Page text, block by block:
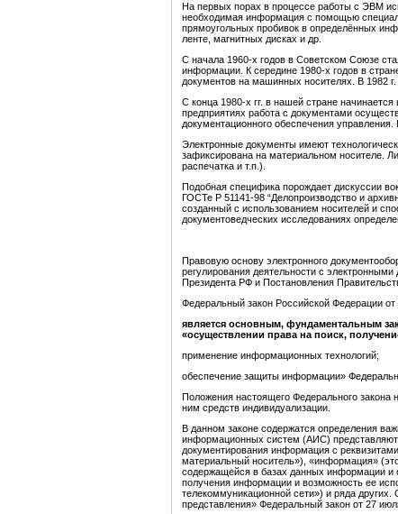
На первых порах в процессе работы с ЭВМ
необходимая информация с помощью
прямоугольных пробивок в определённых
ленте, магнитных дисках и др.
С начала 1960-х годов в Советском Союзе
информации. К середине 1980-х годов в
документов на машинных носителях. В 1982
С конца 1980-х гг. в нашей стране
предприятиях работа с документами
документационного обеспечения
Электронные документы имеют
зафиксирована на материальном носителе.
распечатка и т.п.).
Подобная специфика порождает дискуссии
ГОСТе Р 51141-98 “Делопроизводство и
созданный с использованием носителей и
документоведческих исследованиях
Правовую основу электронного
регулирования деятельности с
Президента РФ и Постановления
Федеральный закон Российской Федерации
является основным, фундаментальным
«осуществлении права на поиск,
применение информационных технологий;
обеспечение защиты информации»
Положения настоящего Федерального закона
ним средств индивидуализации.
В данном законе содержатся определения
информационных систем (АИС) представляют
документирования информация с
материальный носитель»), «информация»
содержащейся в базах данных информации и
получения информации и возможность ее
телекоммуникационной сети») и ряда
представления» Федеральный закон от 27